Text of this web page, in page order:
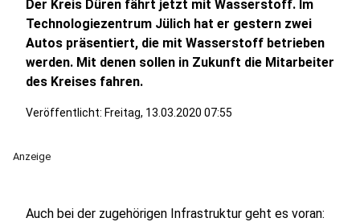
Der Kreis Düren fährt jetzt mit Wasserstoff. Im
Technologiezentrum Jülich hat er gestern zwei
Autos präsentiert, die mit Wasserstoff betrieben
werden. Mit denen sollen in Zukunft die Mitarbeiter
des Kreises fahren.
Veröffentlicht: Freitag, 13.03.2020 07:55
Anzeige
Auch bei der zugehörigen Infrastruktur geht es voran: